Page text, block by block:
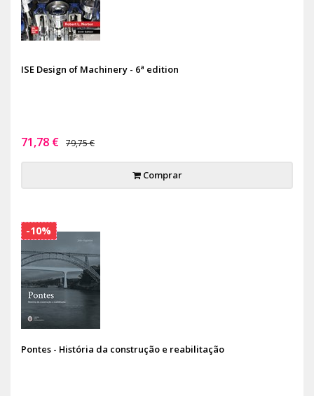
ISE Design of Machinery - 6ª edition
71,78 € 79,75 €
Comprar
Pontes - História da construção e reabilitação
-10%